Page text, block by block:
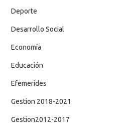
Deporte
Desarrollo Social
Economía
Educación
Efemerides
Gestion 2018-2021
Gestion2012-2017